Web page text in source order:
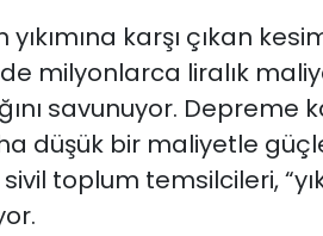
yıkımına karşı çıkan
milyonlarca liralık
savunuyor. Depreme
düşük bir maliyetle
toplum temsilcileri,